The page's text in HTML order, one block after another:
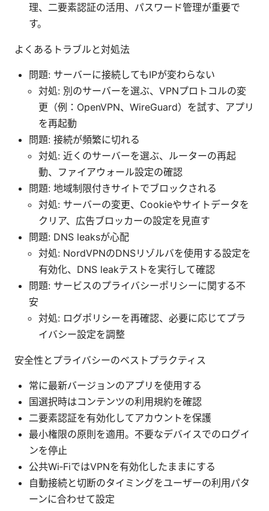
理、二要素認証の活用、パスワード管理が重要で
す。
よくあるトラブルと対処法
問題: サーバーに接続してもIPが変わらない
対処: 別のサーバーを選ぶ、VPNプロトコルの変
更（例：OpenVPN、WireGuard）を試す、アプリ
を再起動
問題: 接続が頻繁に切れる
対処: 近くのサーバーを選ぶ、ルーターの再起
動、ファイアウォール設定の確認
問題: 地域制限付きサイトでブロックされる
対処: サーバーの変更、Cookieやサイトデータを
クリア、広告ブロッカーの設定を見直す
問題: DNS leaksが心配
対処: NordVPNのDNSリゾルバを使用する設定を
有効化、DNS leakテストを実行して確認
問題: サービスのプライバシーポリシーに関する不
安
対処: ログポリシーを再確認、必要に応じてプラ
イバシー設定を調整
安全性とプライバシーのベストプラクティス
常に最新バージョンのアプリを使用する
国選択時はコンテンツの利用規約を確認
二要素認証を有効化してアカウントを保護
最小権限の原則を適用。不要なデバイスでのログイ
ンを停止
公共Wi‑FiではVPNを有効化したままにする
自動接続と切断のタイミングをユーザーの利用パタ
ーンに合わせて設定